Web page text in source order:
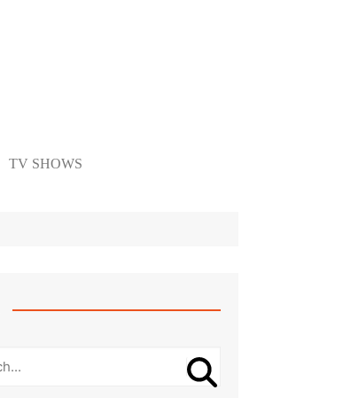
TV SHOWS